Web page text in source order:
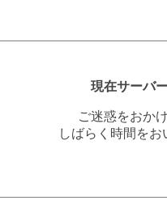
現在サーバ
ご迷惑をおか
しばらく時間を